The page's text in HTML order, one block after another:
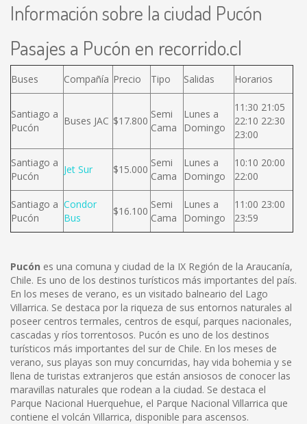
Información sobre la ciudad Pucón
Pasajes a Pucón en recorrido.cl
Buses Compañía Precio Tipo Salidas Horarios
Santiago a
Pucón
Buses JAC $17.800
Semi
Cama
Lunes a
Domingo
11:30 21:05
22:10 22:30
23:00
Santiago a
Pucón
Jet Sur $15.000
Semi
Cama
Lunes a
Domingo
10:10 20:00
22:00
Santiago a
Pucón
Condor
Bus
$16.100
Semi
Cama
Lunes a
Domingo
11:00 23:00
23:59
Pucón es una comuna y ciudad de la IX Región de la Araucanía,
Chile. Es uno de los destinos turísticos más importantes del país.
En los meses de verano, es un visitado balneario del Lago
Villarrica. Se destaca por la riqueza de sus entornos naturales al
poseer centros termales, centros de esquí, parques nacionales,
cascadas y ríos torrentosos. Pucón es uno de los destinos
turísticos más importantes del sur de Chile. En los meses de
verano, sus playas son muy concurridas, hay vida bohemia y se
llena de turistas extranjeros que están ansiosos de conocer las
maravillas naturales que rodean a la ciudad. Se destaca el
Parque Nacional Huerquehue, el Parque Nacional Villarrica que
contiene el volcán Villarrica, disponible para ascensos.